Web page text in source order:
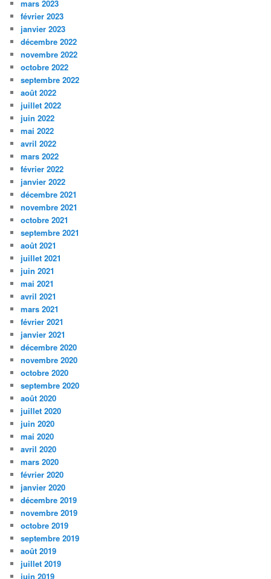
mars 2023
février 2023
janvier 2023
décembre 2022
novembre 2022
octobre 2022
septembre 2022
août 2022
juillet 2022
juin 2022
mai 2022
avril 2022
mars 2022
février 2022
janvier 2022
décembre 2021
novembre 2021
octobre 2021
septembre 2021
août 2021
juillet 2021
juin 2021
mai 2021
avril 2021
mars 2021
février 2021
janvier 2021
décembre 2020
novembre 2020
octobre 2020
septembre 2020
août 2020
juillet 2020
juin 2020
mai 2020
avril 2020
mars 2020
février 2020
janvier 2020
décembre 2019
novembre 2019
octobre 2019
septembre 2019
août 2019
juillet 2019
juin 2019